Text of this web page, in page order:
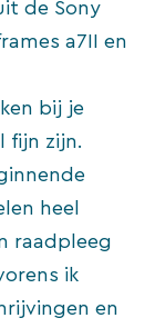
de Sony
a7II en
bij je
fijn zijn.
heel
raadpleeg
ik
en